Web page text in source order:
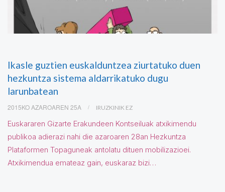
Ikasle guztien euskalduntzea ziurtatuko duen
hezkuntza sistema aldarrikatuko dugu
larunbatean
2015KO AZAROAREN 25A IRUZKINIK EZ
Euskararen Gizarte Erakundeen Kontseiluak atxikimendu
publikoa adierazi nahi die azaroaren 28an Hezkuntza
Plataformen Topaguneak antolatu dituen mobilizazioei.
Atxikimendua emateaz gain, euskaraz bizi…